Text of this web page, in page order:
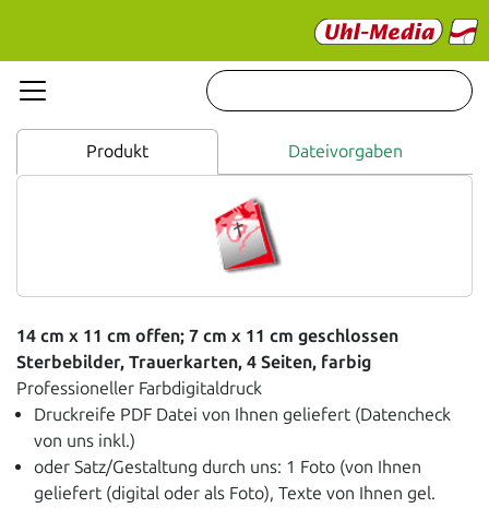
Produkt Dateivorgaben
14 cm x 11 cm offen; 7 cm x 11 cm geschlossen
Sterbebilder, Trauerkarten, 4 Seiten, farbig
Professioneller Farbdigitaldruck
Druckreife PDF Datei von Ihnen geliefert (Datencheck
von uns inkl.)
oder Satz/Gestaltung durch uns: 1 Foto (von Ihnen
geliefert (digital oder als Foto), Texte von Ihnen gel.